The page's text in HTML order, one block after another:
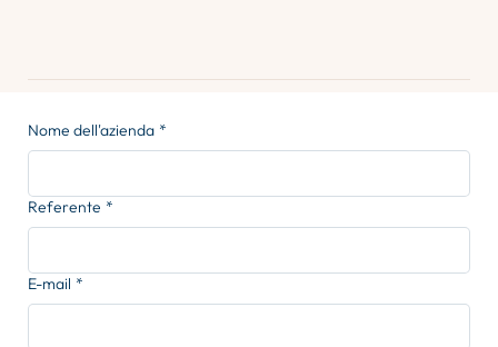
Nome dell'azienda *
Referente *
E-mail *